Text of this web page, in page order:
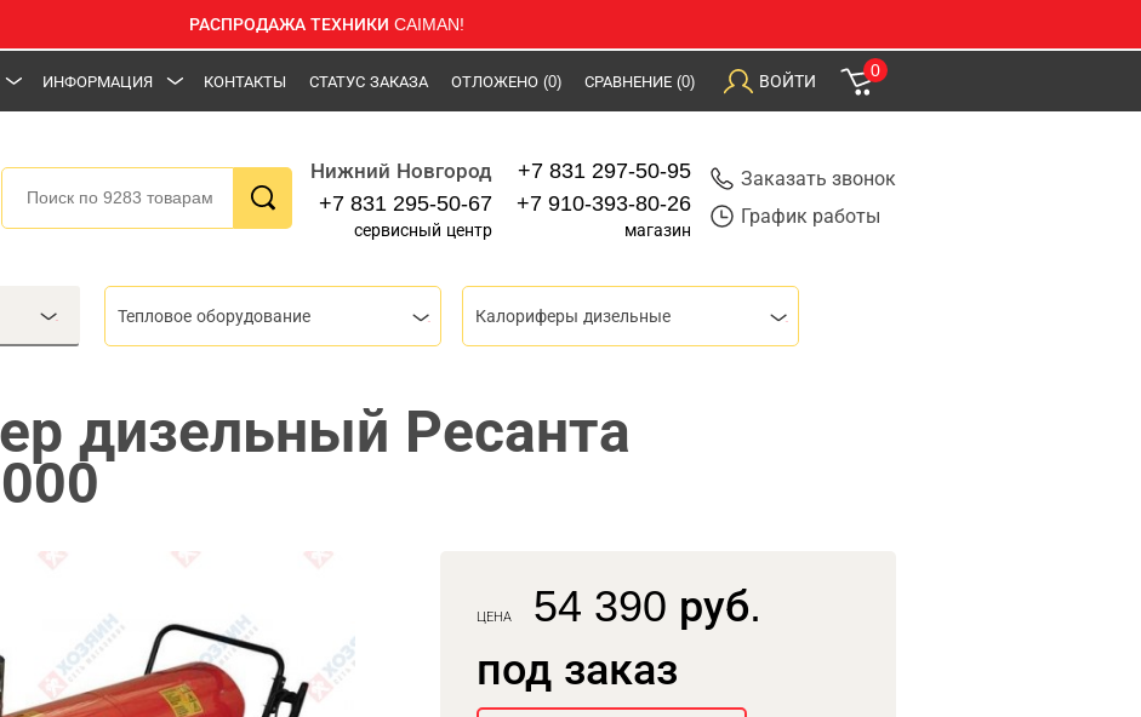
РАСПРОДАЖА ТЕХНИКИ CAIMAN!
ИНФОРМАЦИЯ КОНТАКТЫ СТАТУС ЗАКАЗА ОТЛОЖЕНО (0) СРАВНЕНИЕ (0) ВОЙТИ
0
Нижний Новгород
+7 831 295-50-67
сервисный центр
+7 831 297-50-95
+7 910-393-80-26
магазин
Заказать звонок
График работы
Тепловое оборудование Калориферы дизельные
дизельный Ресанта
ЦЕНА
54 390 руб.
под заказ